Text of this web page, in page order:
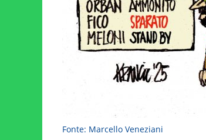
Fonte: Marcello Veneziani